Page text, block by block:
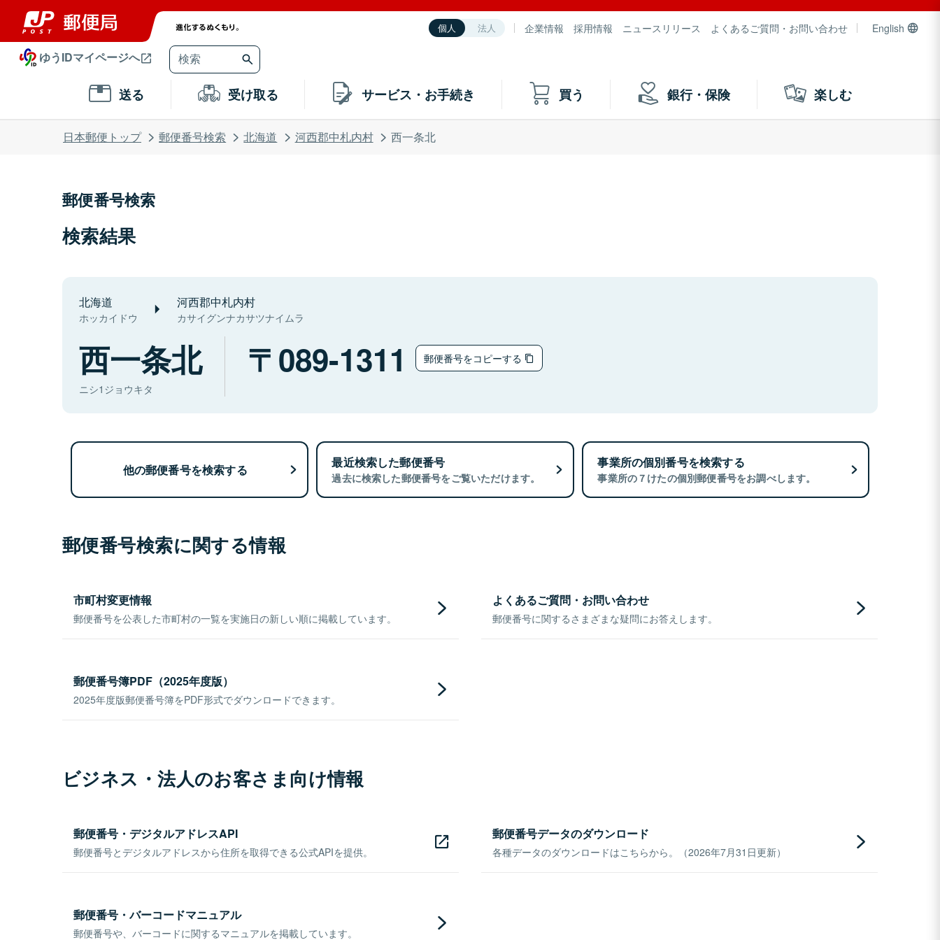
個人 法人 企業情報 採用情報 ニュースリリース よくあるご質問・お問い合わせ English
ゆうIDマイページへ
送る 受け取る サービス・お手続き 買う 銀行・保険 楽しむ
日本郵便トップ 郵便番号検索 北海道 河西郡中札内村 西一条北
郵便番号検索
検索結果
北海道
ホッカイドウ
河西郡中札内村
カサイグンナカサツナイムラ
西一条北
ニシ1ジョウキタ
089-1311 郵便番号をコピーする
他の郵便番号を検索する 最近検索した郵便番号
過去に検索した郵便番号をご覧いただけます。
事業所の個別番号を検索する
事業所の７けたの個別郵便番号をお調べします。
郵便番号検索に関する情報
市町村変更情報
郵便番号を公表した市町村の一覧を実施日の新しい順に掲載しています。
よくあるご質問・お問い合わせ
郵便番号に関するさまざまな疑問にお答えします。
郵便番号簿PDF（2025年度版）
2025年度版郵便番号簿をPDF形式でダウンロードできます。
ビジネス・法人のお客さま向け情報
郵便番号・デジタルアドレスAPI
郵便番号とデジタルアドレスから住所を取得できる公式APIを提供。
郵便番号データのダウンロード
各種データのダウンロードはこちらから。（2026年7月31日更新）
郵便番号・バーコードマニュアル
郵便番号や、バーコードに関するマニュアルを掲載しています。